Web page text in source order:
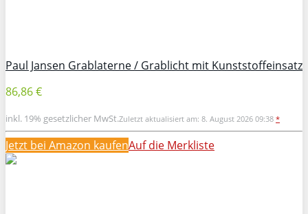
Paul Jansen Grablaterne / Grablicht mit Kunststoffeinsatz
86,86 €
inkl. 19% gesetzlicher MwSt.Zuletzt aktualisiert am: 8. August 2026 09:38 *
Jetzt bei Amazon kaufenAuf die Merkliste